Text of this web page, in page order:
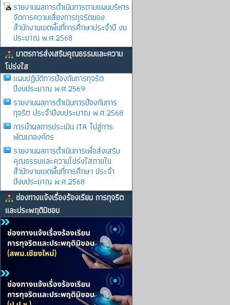
รายงานผลการดำเนินการตามแผนบริหาร
จัดการความเสี่ยงการทุจริตของ
สำนักงานเขตพื้นที่การศึกษาประจำปี งบ
ประมาณ พ.ศ.2568
มาตรการส่งเสริมคุณธรรมและความ
โปร่งใส
แผนปฏิบัติการป้องกันการทุจริต
ปีงบประมาณ พ.ศ.2569
รายงานผลการดําเนินการป้องกันการ
ทุจริต ประจําปีงบประมาณ พ.ศ.2568
การนำผลการประเมิน ITA ไปสู่การ
พัฒนาองค์กร
รายงานผลการดําเนินการเพื่อส่งเสริม
คุณธรรมและความโปร่งใสภายใน
สำนักงานเขตพื้นที่การศึกษา ประจำ
ปีงบประมาณ พ.ศ.2568
ช่องทางแจ้งเรื่องร้องเรียน การทุจริต
และประพฤติมิชอบ